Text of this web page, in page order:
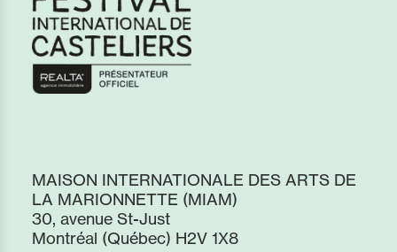
MAISON INTERNATIONALE DES ARTS DE
LA MARIONNETTE (MIAM)
30, avenue St-Just
Montréal (Québec) H2V 1X8